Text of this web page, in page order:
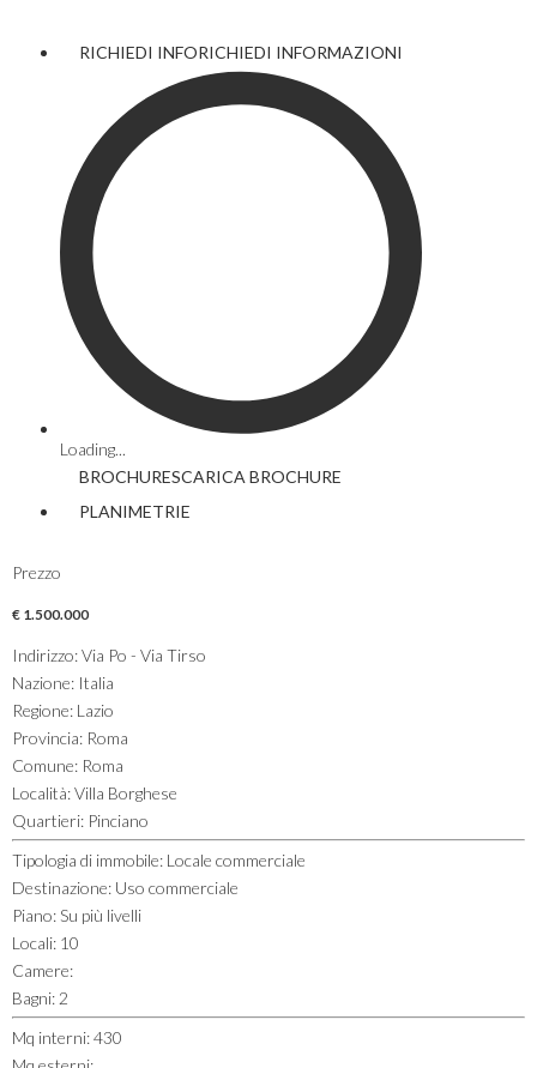
RICHIEDI INFORICHIEDI INFORMAZIONI
Loading...
BROCHURESCARICA BROCHURE
PLANIMETRIE
Prezzo
€ 1.500.000
Indirizzo:Via Po - Via Tirso
Nazione: Italia
Regione: Lazio
Provincia: Roma
Comune: Roma
Località:Villa Borghese
Quartieri: Pinciano
Tipologia di immobile: Locale commerciale
Destinazione: Uso commerciale
Piano: Su più livelli
Locali: 10
Camere:
Bagni: 2
Mq interni:430